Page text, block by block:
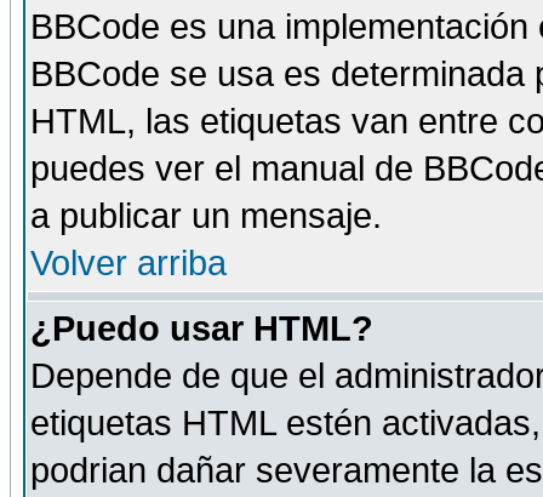
BBCode es una
BBCode se usa es
HTML, las etiquetas van entre
puedes ver el manual de
a publicar un mensaje.
Volver arriba
¿Puedo usar HTML?
Depende de que el
etiquetas HTML estén
podrian dañar severamente la